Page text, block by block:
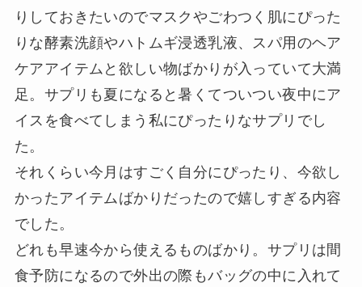
りしておきたいのでマスクやごわつく肌にぴった
りな酵素洗顔やハトムギ浸透乳液、スパ用のヘア
ケアアイテムと欲しい物ばかりが入っていて大満
足。サプリも夏になると暑くてついつい夜中にア
イスを食べてしまう私にぴったりなサプリでし
た。
それくらい今月はすごく自分にぴったり、今欲し
かったアイテムばかりだったので嬉しすぎる内容
でした。
どれも早速今から使えるものばかり。サプリは間
食予防になるので外出の際もバッグの中に入れて